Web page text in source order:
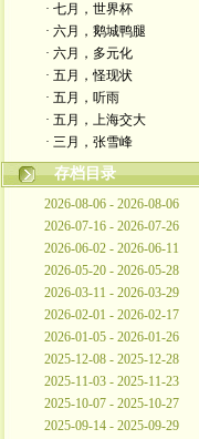
· 七月，世界杯
· 六月，鹅城鸭腿
· 六月，多元化
· 五月，怪现状
· 五月，听雨
· 五月，上海交大
· 三月，张雪峰
存档目录
2026-08-06 - 2026-08-06
2026-07-16 - 2026-07-26
2026-06-02 - 2026-06-11
2026-05-20 - 2026-05-28
2026-03-11 - 2026-03-29
2026-02-01 - 2026-02-17
2026-01-05 - 2026-01-26
2025-12-08 - 2025-12-28
2025-11-03 - 2025-11-23
2025-10-07 - 2025-10-27
2025-09-14 - 2025-09-29